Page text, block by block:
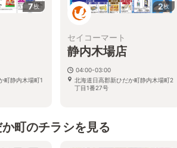
7枚
町静内木場町1
2枚
セイコーマート
静内木場店
04:00-03:00
北海道日高郡新ひだか町静内木場町2
丁目1番27号
町のチラシを見る